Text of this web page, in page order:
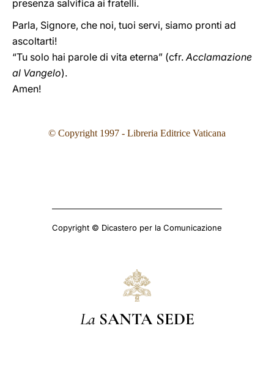
presenza salvifica ai fratelli.
Parla, Signore, che noi, tuoi servi, siamo pronti ad
ascoltarti!
“Tu solo hai parole di vita eterna” (cfr.Acclamazione
al Vangelo).
Amen!
© Copyright 1997 - Libreria Editrice Vaticana
Copyright © Dicastero per la Comunicazione
La SANTA SEDE